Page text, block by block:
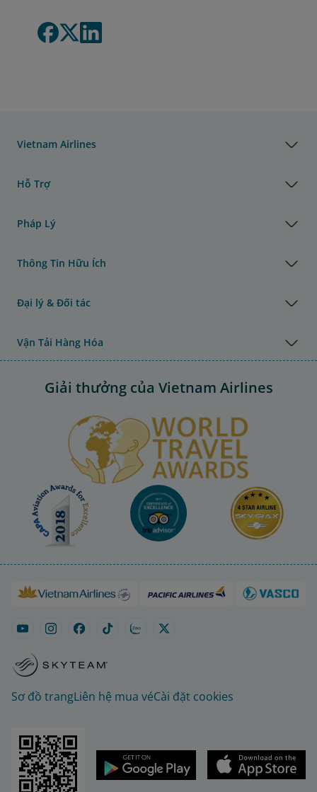
Vietnam Airlines
Hỗ Trợ
Pháp Lý
Thông Tin Hữu Ích
Đại lý & Đối tác
Vận Tải Hàng Hóa
Giải thưởng của Vietnam Airlines
Sơ đồ trangLiên hệ mua véCài đặt cookies